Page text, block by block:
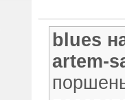
blues
artem-